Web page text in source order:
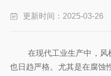
更新时间：2025-03-26
在现代工业生产中，风机
也日趋严格。尤其是在腐蚀